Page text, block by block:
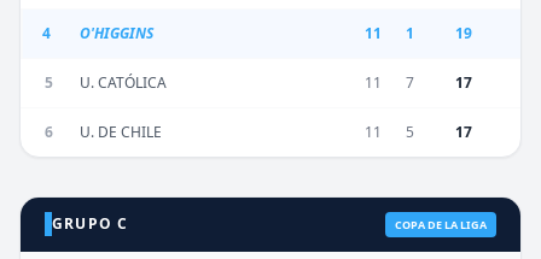
4 O'HIGGINS 11 1 19
5 U. CATÓLICA 11 7 17
6 U. DE CHILE 11 5 17
GRUPO C COPA DE LA LIGA